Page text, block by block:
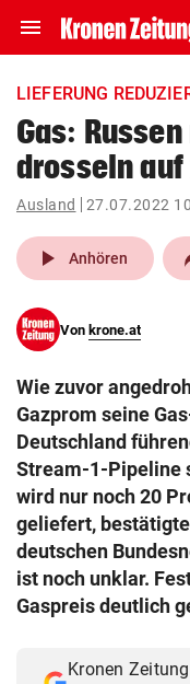
menu Navigation
ein-/ausklappen
account_circle Anmelden
pin_drop
Wien
search
eingeben
© Krone Multimedia
Muthgasse 2, 1190
LIEFERUNG
Gas:
drosseln auf
Ausland 27.07.2022
play_arrow Anhören
Von krone.at
Wie zuvor
Gazprom seine
Deutschland
Stream-1-Pipeline
wird nur noch 20
geliefert,
deutschen
ist noch unklar.
Gaspreis deutlich
Kronen